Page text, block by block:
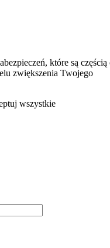
które są
zwiększenia Twojego
wszystkie